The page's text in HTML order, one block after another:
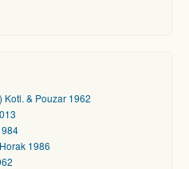
Kotl. & Pouzar 1962
1986